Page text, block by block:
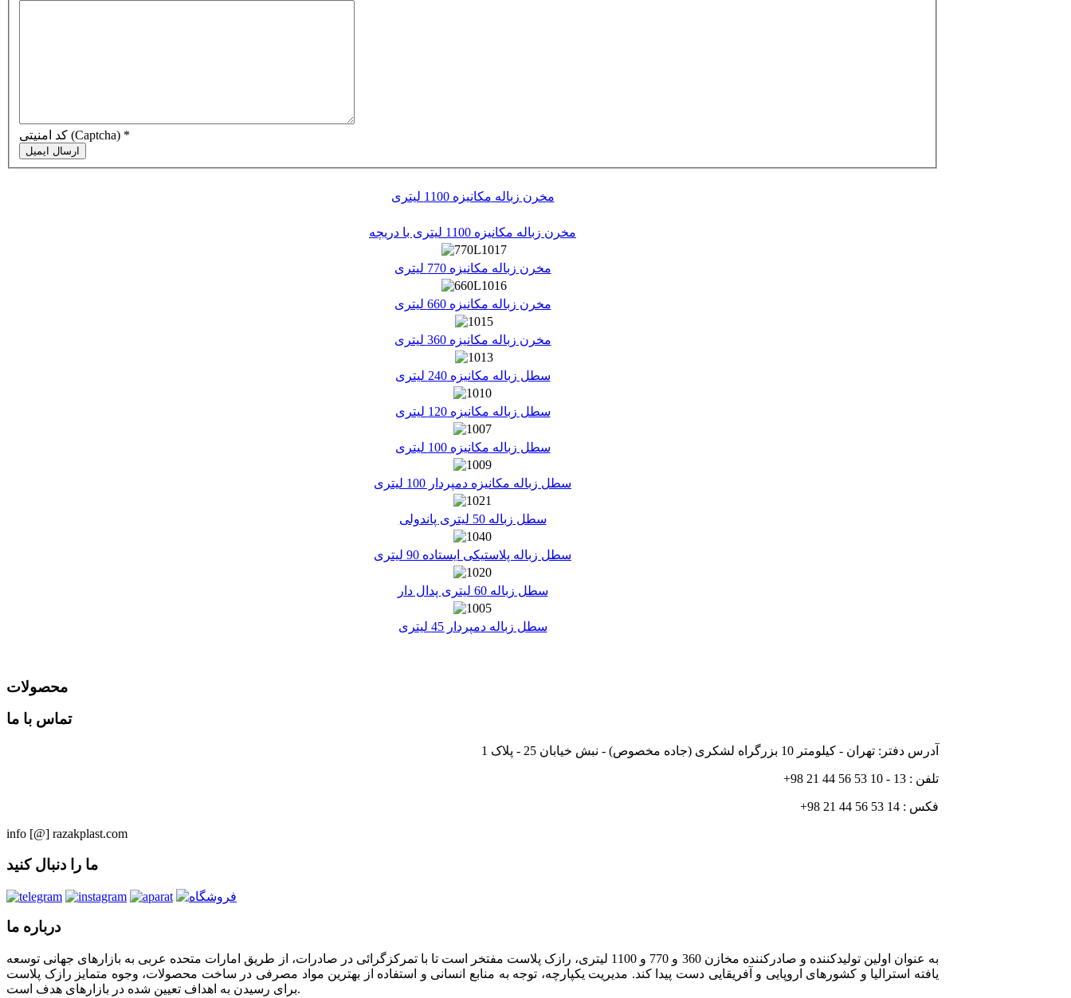
کد امنیتی (Captcha) *
ارسال ایمیل
مخرن زباله مکانیزه 1100 لیتری
مخرن زباله مکانیزه 1100 لیتری با دریچه
مخرن زباله مکانیزه 770 لیتری
مخرن زباله مکانیزه 660 لیتری
مخرن زباله مکانیزه 360 لیتری
سطل زباله مکانیزه 240 لیتری
سطل زباله مکانیزه 120 لیتری
سطل زباله مکانیزه 100 لیتری
سطل زباله مکانیزه دمپردار 100 لیتری
سطل زباله50 لیتری پاندولی
سطل زباله پلاستیکی ایستاده 90 لیتری
سطل زباله 60 لیتری پدال دار
سطل زباله دمپردار 45 لیتری
محصولات
تماس با ما
آدرس دفتر: تهران - کیلومتر 10 بزرگراه لشکری (جاده مخصوص) - نبش خیابان 25 - پلاک 1
تلفن : 13 - 10 53 56 44 21 98+
فکس : 14 53 56 44 21 98+
info [@] razakplast.com
ما را دنبال کنید
درباره ما
به عنوان اولین تولیدکننده و صادرکننده مخازن 360 و 770 و 1100 لیتری، رازک پلاست مفتخر است تا با تمرکزگرائی در صادرات، از طریق امارات متحده عربی به بازارهای جهانی توسعه
یافته استرالیا و کشورهای اروپایی و آفریقایی دست پیدا کند. مدیریت یکپارچه، توجه به منابع انسانی و استفاده از بهترین مواد مصرفی در ساخت محصولات، وجوه متمایز رازک پلاست
برای رسیدن به اهداف تعیین شده در بازارهای هدف است.